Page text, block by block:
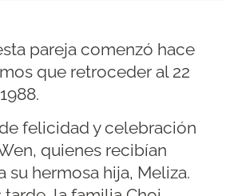
pareja comenzó hace
que retroceder al 22
felicidad y celebración
quienes recibían
su hermosa hija, Meliza.